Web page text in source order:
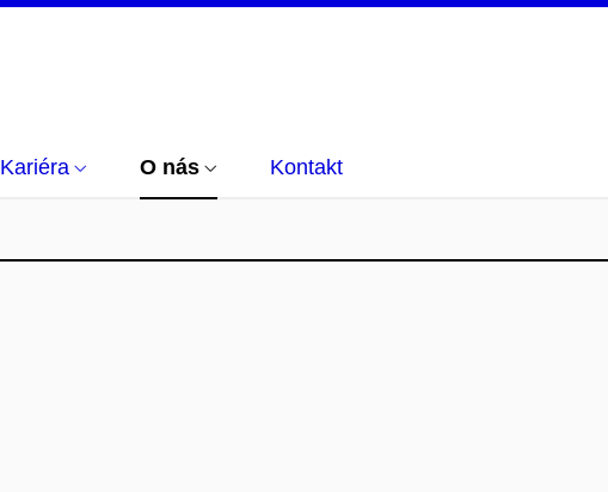
Kariéra O nás Kontakt